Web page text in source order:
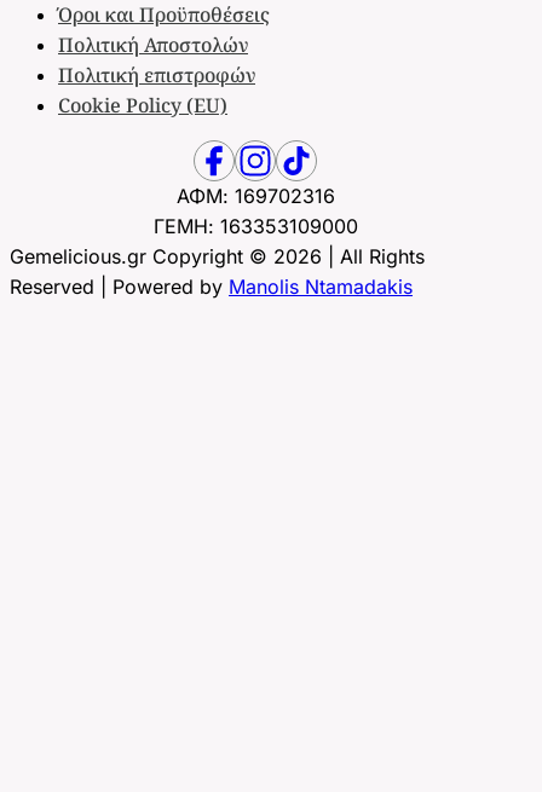
Όροι και Προϋποθέσεις
Πολιτική Αποστολών
Πολιτική επιστροφών
Cookie Policy (EU)
ΑΦΜ: 169702316
ΓΕΜΗ: 163353109000
Gemelicious.gr Copyright © 2026 | All Rights
Reserved | Powered by Manolis Ntamadakis